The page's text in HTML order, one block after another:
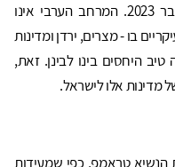
שישראל מעורבת בה מאז ה-7 באוקטובר 2023. המרחב הערבי אינו
בו - מצרים, ירדן ומדינות
היחסים בינו לבינן. זאת,
מדינות אלו לישראל.
טראמפ, כפי שמעידות